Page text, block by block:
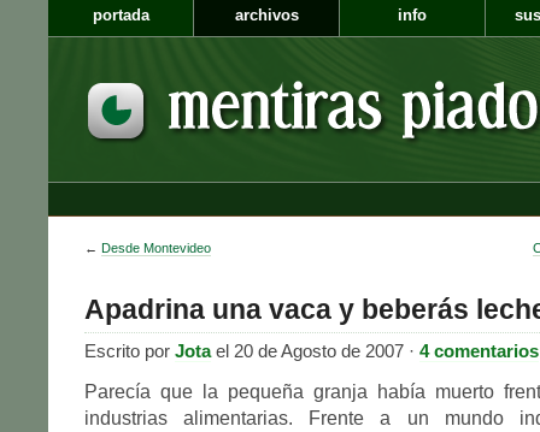
portada archivos info
← Desde Montevideo
Apadrina una vaca y beberás
Escrito por Jotael 20 de Agosto de 2007 · 4 comentarios
Parecía que la pequeña granja había muerto
industrias alimentarias. Frente a un mundo